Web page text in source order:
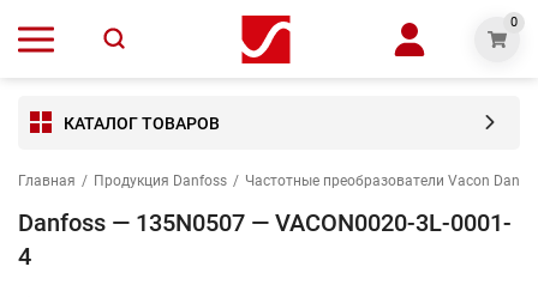
0
КАТАЛОГ ТОВАРОВ
Главная / Продукция Danfoss / Частотные преобразователи Vacon
Danfoss — 135N0507 — VACON0020-3L-0001-
4